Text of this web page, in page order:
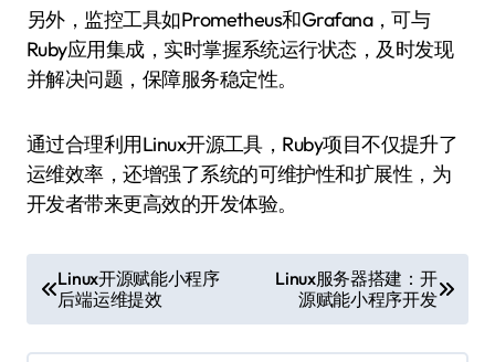
另外，监控工具如Prometheus和Grafana，可与
Ruby应用集成，实时掌握系统运行状态，及时发现
并解决问题，保障服务稳定性。
通过合理利用Linux开源工具，Ruby项目不仅提升了
运维效率，还增强了系统的可维护性和扩展性，为
开发者带来更高效的开发体验。
章
导
Linux开源赋能小程序
后端运维提效
Linux服务器搭建：开
源赋能小程序开发